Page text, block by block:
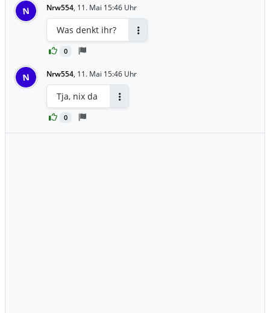
N Nrw554, 11. Mai 15:46 Uhr
0
Was denkt ihr?
N Nrw554, 11. Mai 15:46 Uhr
0
Tja, nix da